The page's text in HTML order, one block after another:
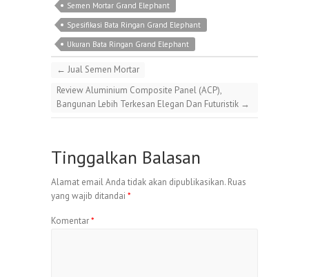
Semen Mortar Grand Elephant
Spesifikasi Bata Ringan Grand Elephant
Ukuran Bata Ringan Grand Elephant
← Jual Semen Mortar
Review Aluminium Composite Panel (ACP),
Bangunan Lebih Terkesan Elegan Dan Futuristik →
Tinggalkan Balasan
Alamat email Anda tidak akan dipublikasikan. Ruas
yang wajib ditandai *
Komentar*